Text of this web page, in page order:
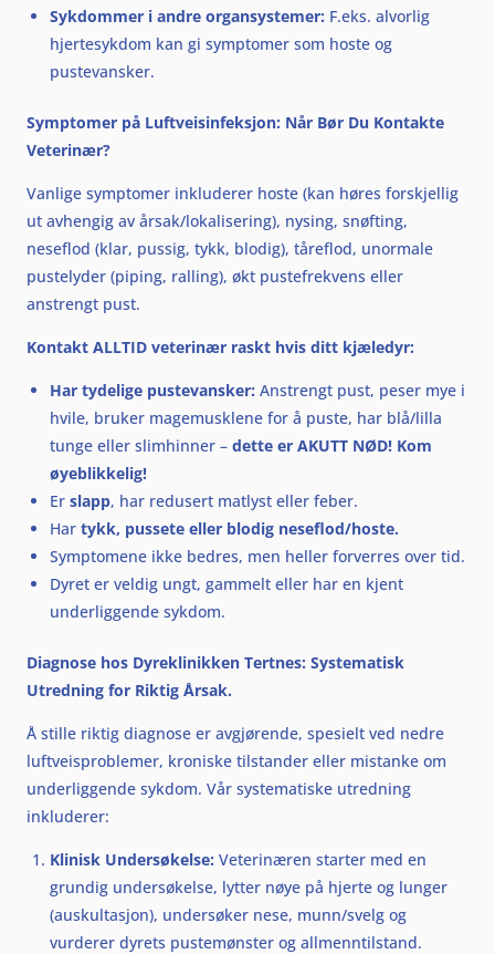
Sykdommer i andre organsystemer: F.eks. alvorlig
hjertesykdom kan gi symptomer som hoste og
pustevansker.
Symptomer på Luftveisinfeksjon: Når Bør Du Kontakte
Veterinær?
Vanlige symptomer inkluderer hoste (kan høres forskjellig
ut avhengig av årsak/lokalisering), nysing, snøfting,
neseflod (klar, pussig, tykk, blodig), tåreflod, unormale
pustelyder (piping, ralling), økt pustefrekvens eller
anstrengt pust.
Kontakt ALLTID veterinær raskt hvis ditt kjæledyr:
Har tydelige pustevansker: Anstrengt pust, peser mye i
hvile, bruker magemusklene for å puste, har blå/lilla
tunge eller slimhinner – dette er AKUTT NØD! Kom
øyeblikkelig!
Er slapp, har redusert matlyst eller feber.
Har tykk, pussete eller blodig neseflod/hoste.
Symptomene ikke bedres, men heller forverres over tid.
Dyret er veldig ungt, gammelt eller har en kjent
underliggende sykdom.
Diagnose hos Dyreklinikken Tertnes: Systematisk
Utredning for Riktig Årsak.
Å stille riktig diagnose er avgjørende, spesielt ved nedre
luftveisproblemer, kroniske tilstander eller mistanke om
underliggende sykdom. Vår systematiske utredning
inkluderer:
Klinisk Undersøkelse: Veterinæren starter med en
grundig undersøkelse, lytter nøye på hjerte og lunger
(auskultasjon), undersøker nese, munn/svelg og
vurderer dyrets pustemønster og allmenntilstand.